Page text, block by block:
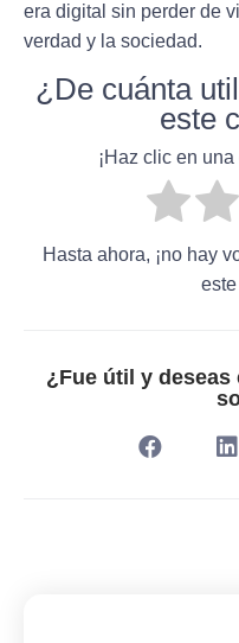
era digital sin perder de
verdad y la sociedad.
¿De cuánta
este
¡Haz clic en
Hasta ahora, ¡no hay
¿Fue útil y